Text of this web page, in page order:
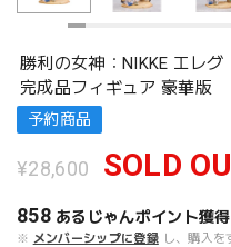
勝利の女神：NIKKE エレ
完成品フィギュア 豪華版
予約商品
¥28,600 SOLD
858 あるじゃんポイント獲得
※ メンバーシップに登録 し、購入を